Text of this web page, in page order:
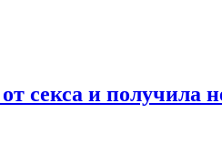
секса и получила